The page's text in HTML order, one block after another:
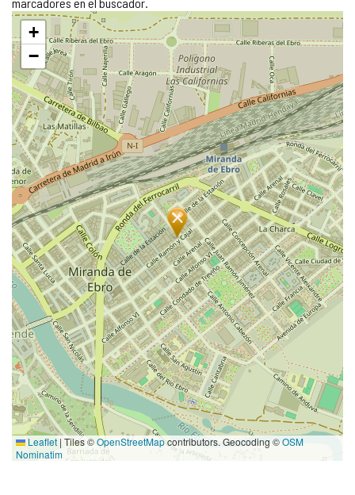
Saltar
mapa
+
−
Leaflet | Tiles ©OpenStreetMapcontributors. Geocoding ©OSM
Nominatim